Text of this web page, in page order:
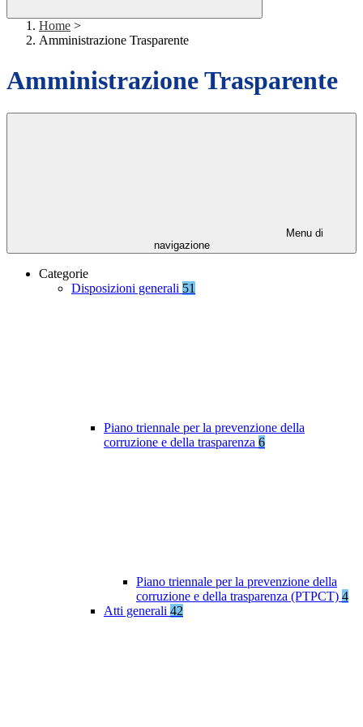
Home >
Amministrazione Trasparente
Amministrazione Trasparente
Menu di
navigazione
Categorie
Disposizioni generali 51
Piano triennale per la prevenzione della
corruzione e della trasparenza 6
Piano triennale per la prevenzione della
corruzione e della trasparenza (PTPCT) 4
Atti generali 42